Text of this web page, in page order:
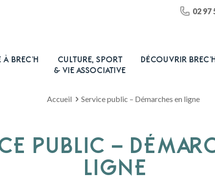
02 97
À BREC’H
CULTURE, SPORT
& VIE ASSOCIATIVE
DÉCOUVRIR
Accueil Service public – Démarches en ligne
PUBLIC –
LIGNE